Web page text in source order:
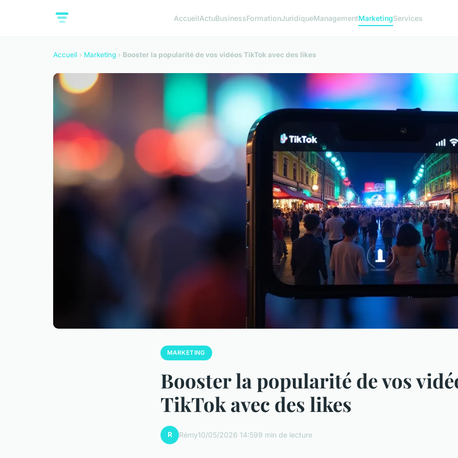
AccueilActuBusinessFormationJuridiqueManagementMarketingServices
Accueil › Marketing › Booster la popularité de vos vidéos TikTok avec des likes
MARKETING
Booster la popularité de vos
TikTok avec des likes
R Rémy10/05/2026 14:599 min de lecture